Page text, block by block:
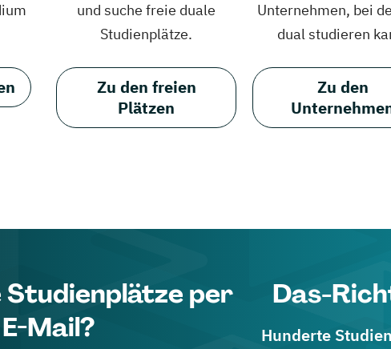
und suche freie duale
Studienplätze.
Zu den freien
Plätzen
Unternehmen, bei
dual studieren
Zu den
Studienplätze per
E-Mail?
Das-
Hunderte